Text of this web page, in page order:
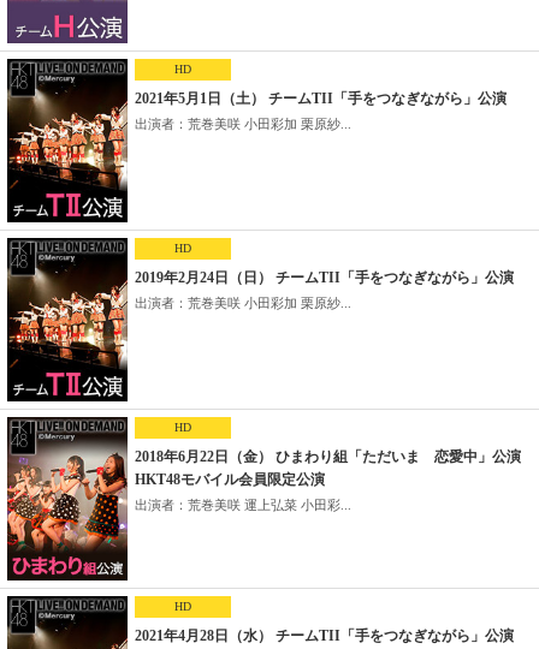
HD
2021年5月1日（土） チームTII「手をつなぎながら」公演
出演者：荒巻美咲 小田彩加 栗原紗...
HD
2019年2月24日（日） チームTII「手をつなぎながら」公演
出演者：荒巻美咲 小田彩加 栗原紗...
HD
2018年6月22日（金） ひまわり組「ただいま 恋愛中」公演
HKT48モバイル会員限定公演
出演者：荒巻美咲 運上弘菜 小田彩...
HD
2021年4月28日（水） チームTII「手をつなぎながら」公演